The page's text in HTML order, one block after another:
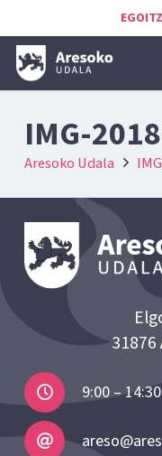
IMG-
Aresoko Udala
31876
9:00 – 14:30